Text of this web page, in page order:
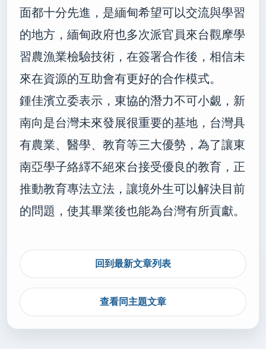
面都十分先進，是緬甸希望可以交流與學習
的地方，緬甸政府也多次派官員來台觀摩學
習農漁業檢驗技術，在簽署合作後，相信未
來在資源的互助會有更好的合作模式。
鍾佳濱立委表示，東協的潛力不可小覷，新
南向是台灣未來發展很重要的基地，台灣具
有農業、醫學、教育等三大優勢，為了讓東
南亞學子絡繹不絕來台接受優良的教育，正
推動教育專法立法，讓境外生可以解決目前
的問題，使其畢業後也能為台灣有所貢獻。
回到最新文章列表
查看同主題文章